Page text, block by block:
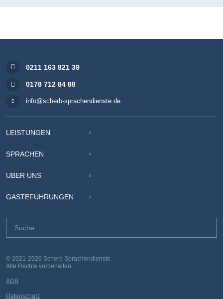
0211 163 821 39
0178 712 84 88
info@scherb-sprachendienste.de
LEISTUNGEN
SPRACHEN
ÜBER UNS
GÄSTEFÜHRUNGEN
© 2021-2026 Scherb Sprachendienste
Alle Rechte vorbehalten.
AGB
Datenschutz